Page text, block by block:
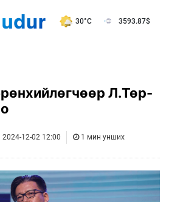
30°C 3593.87$
Л.Төр-
2024-12-02 12:00 1 мин унших